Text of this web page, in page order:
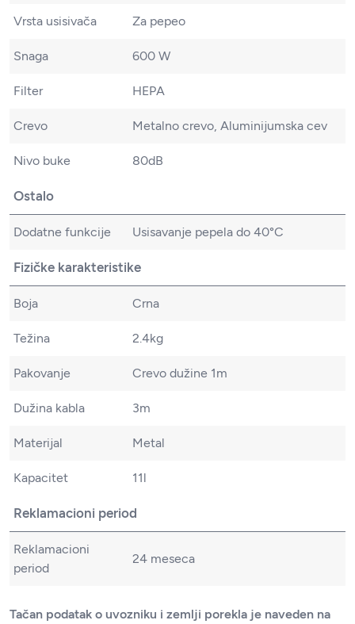
Vrsta usisivača Za pepeo
Snaga 600 W
Filter HEPA
Crevo Metalno crevo, Aluminijumska cev
Nivo buke 80dB
Ostalo
Dodatne funkcije Usisavanje pepela do 40°C
Fizičke karakteristike
Boja Crna
Težina 2.4kg
Pakovanje Crevo dužine 1m
Dužina kabla 3m
Materijal Metal
Kapacitet 11l
Reklamacioni period
Reklamacioni
period
24 meseca
Tačan podatak o uvozniku i zemlji porekla je naveden na